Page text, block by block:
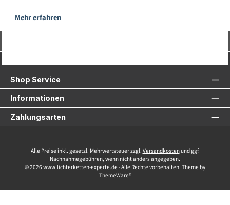
Mehr erfahren
Shop Service
Informationen
Zahlungsarten
Alle Preise inkl. gesetzl. Mehrwertsteuer zzgl. Versandkostenund ggf.
Nachnahmegebühren, wenn nicht anders angegeben.
© 2026 www.lichterketten-experte.de - Alle Rechte vorbehalten. Theme by
ThemeWare®